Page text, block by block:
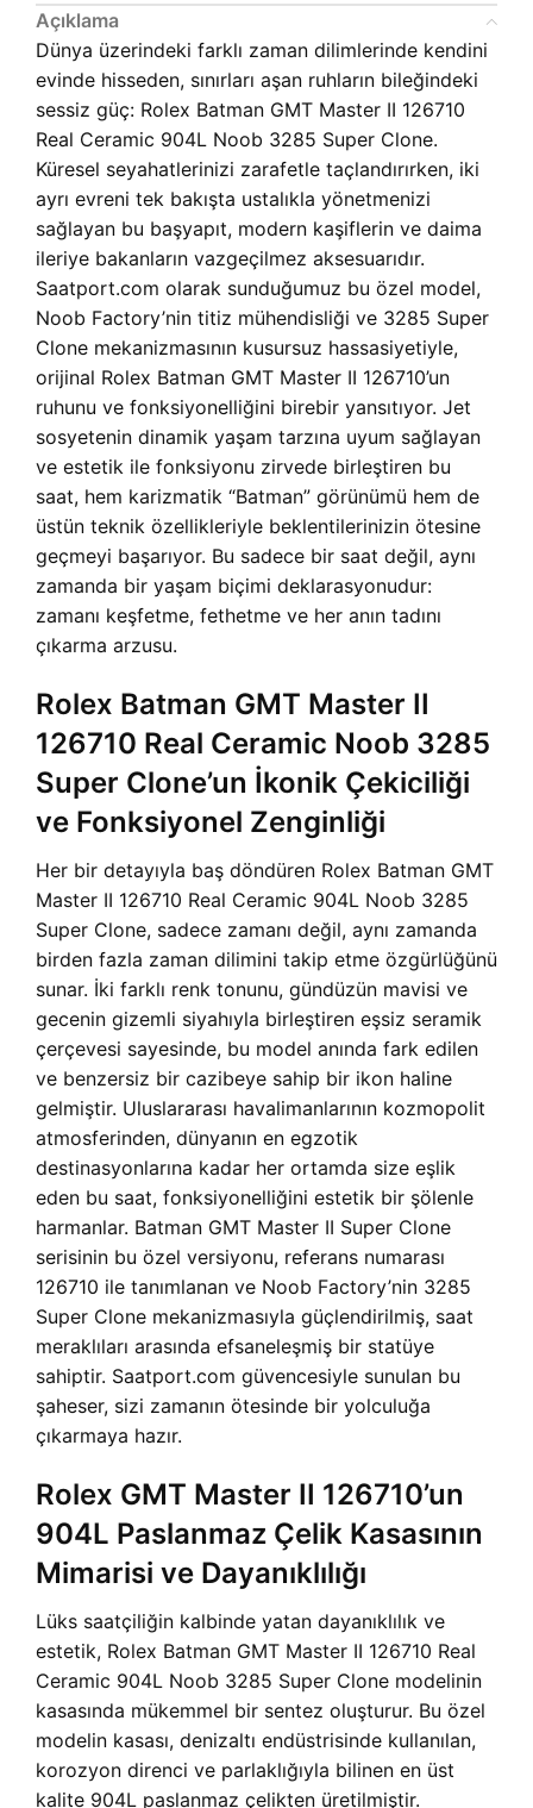
Açıklama
Dünya üzerindeki farklı zaman dilimlerinde kendini
evinde hisseden, sınırları aşan ruhların bileğindeki
sessiz güç: Rolex Batman GMT Master II 126710
Real Ceramic 904L Noob 3285 Super Clone.
Küresel seyahatlerinizi zarafetle taçlandırırken, iki
ayrı evreni tek bakışta ustalıkla yönetmenizi
sağlayan bu başyapıt, modern kaşiflerin ve daima
ileriye bakanların vazgeçilmez aksesuarıdır.
Saatport.com olarak sunduğumuz bu özel model,
Noob Factory’nin titiz mühendisliği ve 3285 Super
Clone mekanizmasının kusursuz hassasiyetiyle,
orijinal Rolex Batman GMT Master II 126710’un
ruhunu ve fonksiyonelliğini birebir yansıtıyor. Jet
sosyetenin dinamik yaşam tarzına uyum sağlayan
ve estetik ile fonksiyonu zirvede birleştiren bu
saat, hem karizmatik “Batman” görünümü hem de
üstün teknik özellikleriyle beklentilerinizin ötesine
geçmeyi başarıyor. Bu sadece bir saat değil, aynı
zamanda bir yaşam biçimi deklarasyonudur:
zamanı keşfetme, fethetme ve her anın tadını
çıkarma arzusu.
Rolex Batman GMT Master II
126710 Real Ceramic Noob 3285
Super Clone’un İkonik Çekiciliği
ve Fonksiyonel Zenginliği
Her bir detayıyla baş döndüren Rolex Batman GMT
Master II 126710 Real Ceramic 904L Noob 3285
Super Clone, sadece zamanı değil, aynı zamanda
birden fazla zaman dilimini takip etme özgürlüğünü
sunar. İki farklı renk tonunu, gündüzün mavisi ve
gecenin gizemli siyahıyla birleştiren eşsiz seramik
çerçevesi sayesinde, bu model anında fark edilen
ve benzersiz bir cazibeye sahip bir ikon haline
gelmiştir. Uluslararası havalimanlarının kozmopolit
atmosferinden, dünyanın en egzotik
destinasyonlarına kadar her ortamda size eşlik
eden bu saat, fonksiyonelliğini estetik bir şölenle
harmanlar. Batman GMT Master II Super Clone
serisinin bu özel versiyonu, referans numarası
126710 ile tanımlanan ve Noob Factory’nin 3285
Super Clone mekanizmasıyla güçlendirilmiş, saat
meraklıları arasında efsaneleşmiş bir statüye
sahiptir. Saatport.com güvencesiyle sunulan bu
şaheser, sizi zamanın ötesinde bir yolculuğa
çıkarmaya hazır.
Rolex GMT Master II 126710’un
904L Paslanmaz Çelik Kasasının
Mimarisi ve Dayanıklılığı
Lüks saatçiliğin kalbinde yatan dayanıklılık ve
estetik, Rolex Batman GMT Master II 126710 Real
Ceramic 904L Noob 3285 Super Clone modelinin
kasasında mükemmel bir sentez oluşturur. Bu özel
modelin kasası, denizaltı endüstrisinde kullanılan,
korozyon direnci ve parlaklığıyla bilinen en üst
kalite 904L paslanmaz çelikten üretilmiştir.